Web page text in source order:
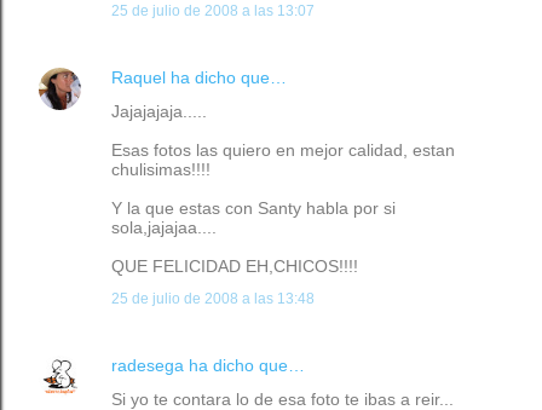
25 de julio de 2008 a las 13:07
Raquel ha dicho que…
Jajajajaja.....
Esas fotos las quiero en mejor calidad, estan
chulisimas!!!!
Y la que estas con Santy habla por si
sola,jajajaa....
QUE FELICIDAD EH,CHICOS!!!!
25 de julio de 2008 a las 13:48
radesega ha dicho que…
Si yo te contara lo de esa foto te ibas a reir...